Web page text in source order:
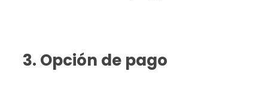
3. Opción de pago